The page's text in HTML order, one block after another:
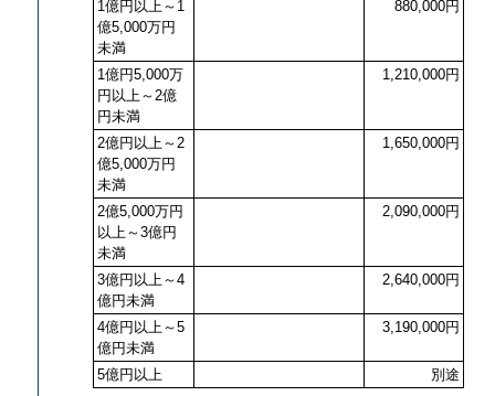
1億円以上～1
億5,000万円
未満
880,000円
1億円5,000万
円以上～2億
円未満
1,210,000円
2億円以上～2
億5,000万円
未満
1,650,000円
2億5,000万円
以上～3億円
未満
2,090,000円
3億円以上～4
億円未満
2,640,000円
4億円以上～5
億円未満
3,190,000円
5億円以上 別途